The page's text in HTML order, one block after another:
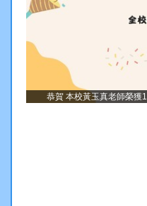
恭賀 本校黃玉真老師榮獲